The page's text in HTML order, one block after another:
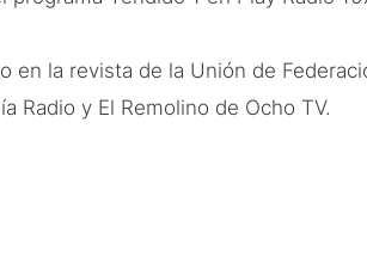
en la revista de la Unión de
Radio y El Remolino de Ocho TV.